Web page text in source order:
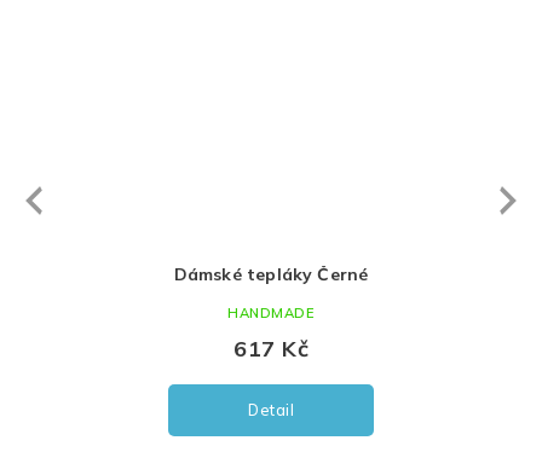
Dámské tepláky Černé
617 Kč
Detail
HANDMADE
Next